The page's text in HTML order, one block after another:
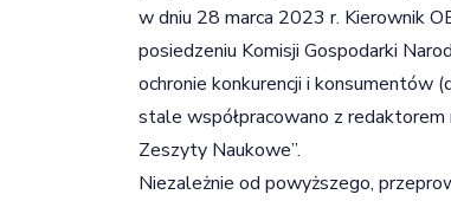
w dniu 28 marca 2023 r. Kierownik
posiedzeniu Komisji Gospodarki
ochronie konkurencji i konsumentów
stale współpracowano z redaktorem
Zeszyty Naukowe”.
Niezależnie od powyższego,